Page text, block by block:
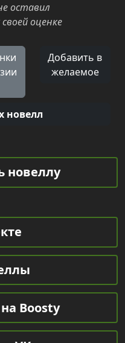
оставил
оценке
Добавить в
желаемое
новелл
новеллу
Boosty